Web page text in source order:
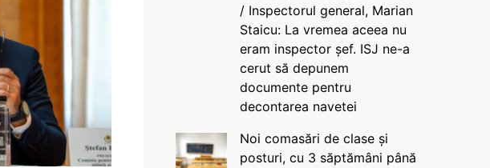
/ Inspectorul general, Marian
Staicu: La vremea aceea nu
eram inspector șef. ISJ ne-a
cerut să depunem
documente pentru
decontarea navetei
Noi comasări de clase și
posturi, cu 3 săptămâni până